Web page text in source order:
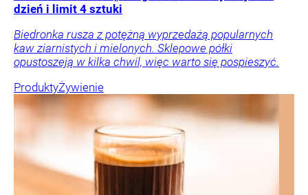
dzień i limit 4 sztuki
Biedronka rusza z potężną wyprzedażą popularnych
kaw ziarnistych i mielonych. Sklepowe półki
opustoszeją w kilka chwil, więc warto się pospieszyć.
ProduktyŻywienie